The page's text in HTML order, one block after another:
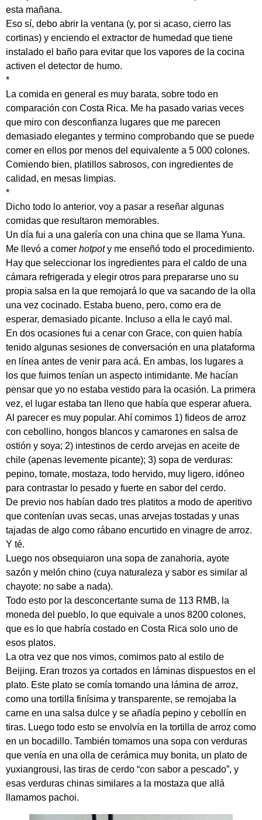
esta mañana.
Eso sí, debo abrir la ventana (y, por si acaso, cierro las
cortinas) y enciendo el extractor de humedad que tiene
instalado el baño para evitar que los vapores de la cocina
activen el detector de humo.
*
La comida en general es muy barata, sobre todo en
comparación con Costa Rica. Me ha pasado varias veces
que miro con desconfianza lugares que me parecen
demasiado elegantes y termino comprobando que se puede
comer en ellos por menos del equivalente a 5 000 colones.
Comiendo bien, platillos sabrosos, con ingredientes de
calidad, en mesas limpias.
*
Dicho todo lo anterior, voy a pasar a reseñar algunas
comidas que resultaron memorables.
Un día fui a una galería con una china que se llama Yuna.
Me llevó a comer hotpoty me enseñó todo el procedimiento.
Hay que seleccionar los ingredientes para el caldo de una
cámara refrigerada y elegir otros para prepararse uno su
propia salsa en la que remojará lo que va sacando de la olla
una vez cocinado. Estaba bueno, pero, como era de
esperar, demasiado picante. Incluso a ella le cayó mal.
En dos ocasiones fui a cenar con Grace, con quien había
tenido algunas sesiones de conversación en una plataforma
en línea antes de venir para acá. En ambas, los lugares a
los que fuimos tenían un aspecto intimidante. Me hacían
pensar que yo no estaba vestido para la ocasión. La primera
vez, el lugar estaba tan lleno que había que esperar afuera.
Al parecer es muy popular. Ahí comimos 1) fideos de arroz
con cebollino, hongos blancos y camarones en salsa de
ostión y soya; 2) intestinos de cerdo arvejas en aceite de
chile (apenas levemente picante); 3) sopa de verduras:
pepino, tomate, mostaza, todo hervido, muy ligero, idóneo
para contrastar lo pesado y fuerte en sabor del cerdo.
De previo nos habían dado tres platitos a modo de aperitivo
que contenían uvas secas, unas arvejas tostadas y unas
tajadas de algo como rábano encurtido en vinagre de arroz.
Y té.
Luego nos obsequiaron una sopa de zanahoria, ayote
sazón y melón chino (cuya naturaleza y sabor es similar al
chayote: no sabe a nada).
Todo esto por la desconcertante suma de 113 RMB, la
moneda del pueblo, lo que equivale a unos 8200 colones,
que es lo que habría costado en Costa Rica solo uno de
esos platos.
La otra vez que nos vimos, comimos pato al estilo de
Beijing. Eran trozos ya cortados en láminas dispuestos en el
plato. Este plato se comía tomando una lámina de arroz,
como una tortilla finísima y transparente, se remojaba la
carne en una salsa dulce y se añadía pepino y cebollín en
tiras. Luego todo esto se envolvía en la tortilla de arroz como
en un bocadillo. También tomamos una sopa con verduras
que venía en una olla de cerámica muy bonita, un plato de
yuxiangrousi, las tiras de cerdo “con sabor a pescado”, y
esas verduras chinas similares a la mostaza que allá
llamamos pachoi.